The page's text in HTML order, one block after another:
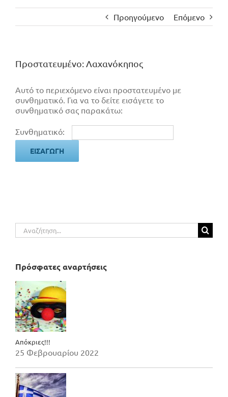
Προηγούμενο Επόμενο
Πρoστατευμένο: Λαχανόκηπος
Αυτό το περιεχόμενο είναι προστατευμένο με
συνθηματικό. Για να το δείτε εισάγετε το
συνθηματικό σας παρακάτω:
Συνθηματικό:
Αναζήτηση
για:
Πρόσφατες αναρτήσεις
Απόκριες!!!
25 Φεβρουαρίου 2022